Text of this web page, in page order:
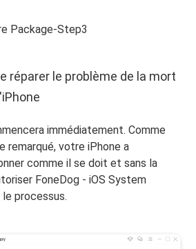
Package-Step3
réparer le problème de la mort
immédiatement. Comme
remarqué, votre iPhone a
comme il se doit et sans la
FoneDog - iOS System
processus.